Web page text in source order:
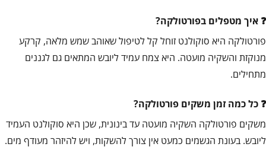
איך מטפלים בפורטולקה?
פורטולקה היא סוקולנט זוחל קל לטיפול שאוהב שמש מלאה, קרקע
מנוקזת והשקיה מועטה. היא צמח עמיד ליובש המתאים גם לגננים
מתחילים.
כל כמה זמן משקים פורטולקה?
משקים פורטולקה השקיה מועטה עד בינונית, שכן היא סוקולנט העמיד
ליובש. בעונת הגשמים כמעט אין צורך להשקות, ויש להיזהר מעודף מים.